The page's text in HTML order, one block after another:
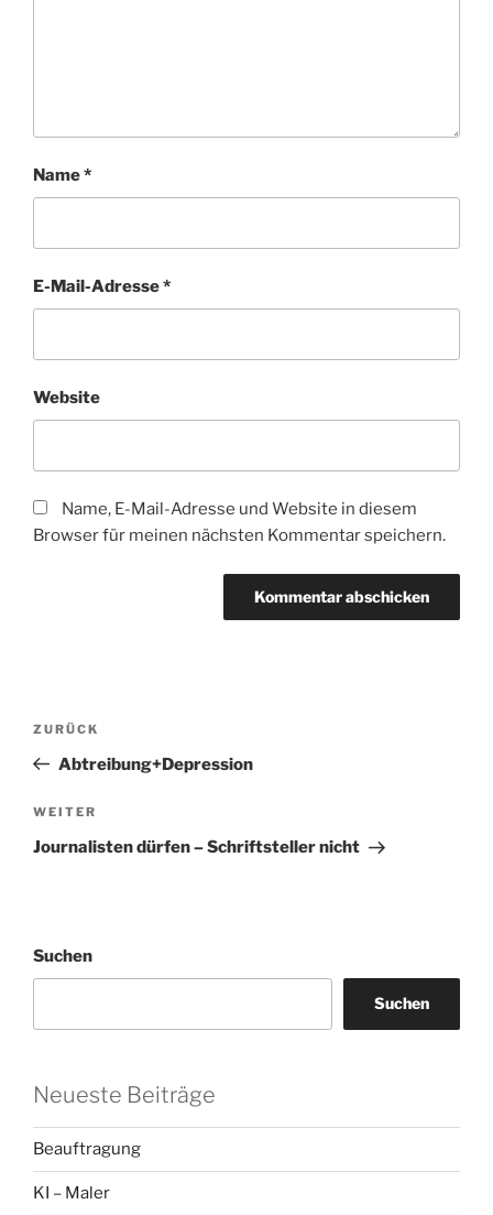
Name*
E-Mail-Adresse*
Website
Name, E-Mail-Adresse und Website in diesem
Browser für meinen nächsten Kommentar speichern.
Beitragsnavigation
Vorheriger
Beitrag
ZURÜCK
Abtreibung+Depression
Nächster
Beitrag
WEITER
Journalisten dürfen – Schriftsteller nicht
Suchen
Suchen
Neueste Beiträge
Beauftragung
KI – Maler